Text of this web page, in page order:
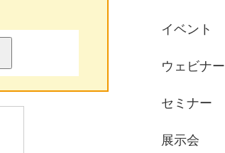
イベント
ウェビナー
セミナー
展示会